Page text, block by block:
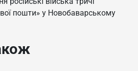
пошти» у Новобаварському